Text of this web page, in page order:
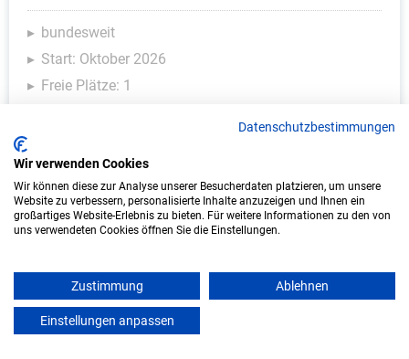
bundesweit
Start: Oktober 2026
Freie Plätze: 1
Duales Studium Gesundheitsmanagement
(B.A.) am virtuellen Campus - Augenklinik
Garmisch-Partenkirchen, AK GAP GmbH
Datenschutzbestimmungen
Wir verwenden Cookies
Wir können diese zur Analyse unserer Besucherdaten platzieren, um unsere
Website zu verbessern, personalisierte Inhalte anzuzeigen und Ihnen ein
großartiges Website-Erlebnis zu bieten. Für weitere Informationen zu den von
uns verwendeten Cookies öffnen Sie die Einstellungen.
Zustimmung Ablehnen
Einstellungen anpassen